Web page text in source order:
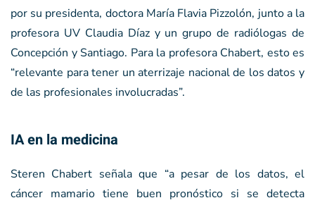
por su presidenta, doctora María Flavia Pizzolón, junto a la
profesora UV Claudia Díaz y un grupo de radiólogas de
Concepción y Santiago. Para la profesora Chabert, esto es
“relevante para tener un aterrizaje nacional de los datos y
de las profesionales involucradas”.
IA en la medicina
Steren Chabert señala que “a pesar de los datos, el
cáncer mamario tiene buen pronóstico si se detecta